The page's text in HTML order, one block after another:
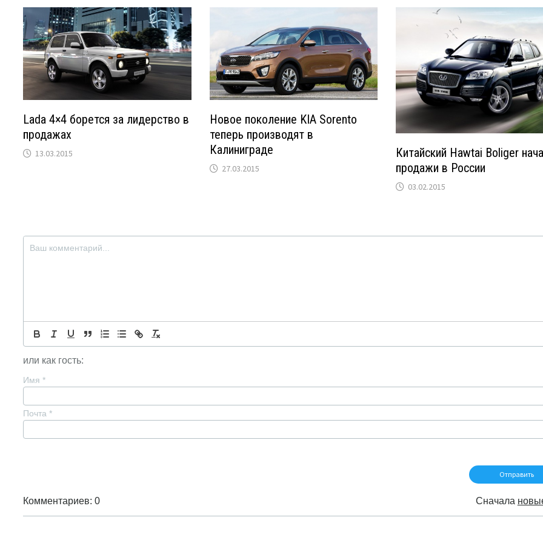
Lada 4×4 борется за лидерство в
продажах
13.03.2015
Новое поколение KIA Sorento
теперь производят в
Калиниграде
27.03.2015
Китайский Hawtai Boliger
продажи в России
03.02.2015
или как гость:
Имя *
Почта *
Комментариев: 0 Сначала